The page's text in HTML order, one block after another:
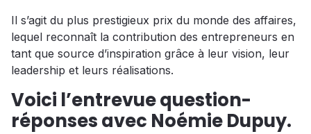
Il s’agit du plus prestigieux prix du monde des affaires,
lequel reconnaît la contribution des entrepreneurs en
tant que source d’inspiration grâce à leur vision, leur
leadership et leurs réalisations.
Voici l’entrevue question-
réponses avec Noémie Dupuy.